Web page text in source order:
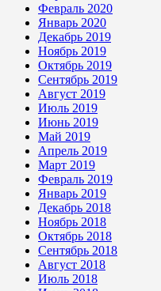
Февраль 2020
Январь 2020
Декабрь 2019
Ноябрь 2019
Октябрь 2019
Сентябрь 2019
Август 2019
Июль 2019
Июнь 2019
Май 2019
Апрель 2019
Март 2019
Февраль 2019
Январь 2019
Декабрь 2018
Ноябрь 2018
Октябрь 2018
Сентябрь 2018
Август 2018
Июль 2018